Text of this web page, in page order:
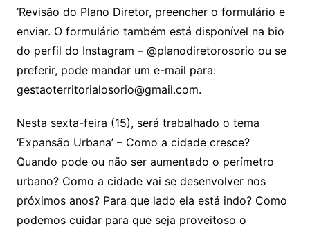
‘Revisão do Plano Diretor, preencher o formulário e
enviar. O formulário também está disponível na bio
do perfil do Instagram – @planodiretorosorio ou se
preferir, pode mandar um e-mail para:
gestaoterritorialosorio@gmail.com.
Nesta sexta-feira (15), será trabalhado o tema
‘Expansão Urbana’ – Como a cidade cresce?
Quando pode ou não ser aumentado o perímetro
urbano? Como a cidade vai se desenvolver nos
próximos anos? Para que lado ela está indo? Como
podemos cuidar para que seja proveitoso o